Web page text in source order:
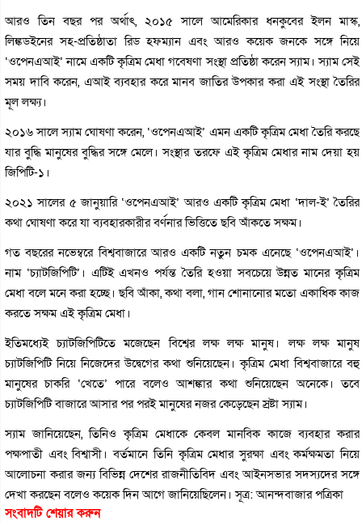
আরও তিন বছর পর অর্থাৎ, ২০১৫ সালে আমেরিকার ধনকুবের ইলন মাস্ক,
লিঙ্কডইনের সহ-প্রতিষ্ঠাতা রিড হফম্যান এবং আরও কয়েক জনকে সঙ্গে নিয়ে
‘ওপেনএআই’ নামে একটি কৃত্রিম মেধা গবেষণা সংস্থা প্রতিষ্ঠা করেন স্যাম। স্যাম সেই
সময় দাবি করেন, এআই ব্যবহার করে মানব জাতির উপকার করা এই সংস্থা তৈরির
মূল লক্ষ্য।
২০১৬ সালে স্যাম ঘোষণা করেন, ‘ওপেনএআই’ এমন একটি কৃত্রিম মেধা তৈরি করছে
যার বুদ্ধি মানুষের বুদ্ধির সঙ্গে মেলে। সংস্থার তরফে এই কৃত্রিম মেধার নাম দেয়া হয়
জিপিটি-১।
২০২১ সালের ৫ জানুয়ারি ‘ওপেনএআই’ আরও একটি কৃত্রিম মেধা ‘দাল-ই’ তৈরির
কথা ঘোষণা করে যা ব্যবহারকারীর বর্ণনার ভিত্তিতে ছবি আঁকতে সক্ষম।
গত বছরের নভেম্বরে বিশ্ববাজারে আরও একটি নতুন চমক এনেছে ‘ওপেনএআই’।
নাম ‘চ্যাটজিপিটি’। এটিই এখনও পর্যন্ত তৈরি হওয়া সবচেয়ে উন্নত মানের কৃত্রিম
মেধা বলে মনে করা হচ্ছে। ছবি আঁকা, কথা বলা, গান শোনানোর মতো একাধিক কাজ
করতে সক্ষম এই কৃত্রিম মেধা।
ইতিমধ্যেই চ্যাটজিপিটিতে মজেছেন বিশ্বের লক্ষ লক্ষ মানুষ। লক্ষ লক্ষ মানুষ
চ্যাটজিপিটি নিয়ে নিজেদের উদ্বেগের কথা শুনিয়েছেন। কৃত্রিম মেধা বিশ্ববাজারে বহু
মানুষের চাকরি ‘খেতে’ পারে বলেও আশঙ্কার কথা শুনিয়েছেন অনেকে। তবে
চ্যাটজিপিটি বাজারে আসার পর পরই মানুষের নজর কেড়েছেন স্রষ্টা স্যাম।
স্যাম জানিয়েছেন, তিনিও কৃত্রিম মেধাকে কেবল মানবিক কাজে ব্যবহার করার
পক্ষপাতী এবং বিশ্বাসী। বর্তমানে তিনি কৃত্রিম মেধার সুরক্ষা এবং কর্মক্ষমতা নিয়ে
আলোচনা করার জন্য বিভিন্ন দেশের রাজনীতিবিদ এবং আইনসভার সদস্যদের সঙ্গে
দেখা করছেন বলেও কয়েক দিন আগে জানিয়েছিলেন। সূত্র: আনন্দবাজার পত্রিকা
সংবাদটি শেয়ার করুন